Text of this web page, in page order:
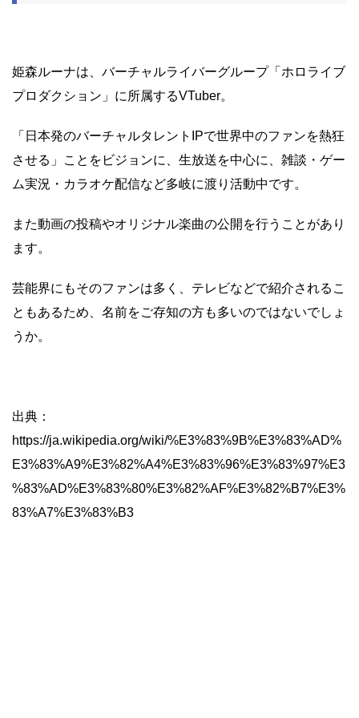
姫森ルーナは、バーチャルライバーグループ「ホロライブ
プロダクション」に所属するVTuber。
「日本発のバーチャルタレントIPで世界中のファンを熱狂
させる」ことをビジョンに、生放送を中心に、雑談・ゲー
ム実況・カラオケ配信など多岐に渡り活動中です。
また動画の投稿やオリジナル楽曲の公開を行うことがあり
ます。
芸能界にもそのファンは多く、テレビなどで紹介されるこ
ともあるため、名前をご存知の方も多いのではないでしょ
うか。
出典：
https://ja.wikipedia.org/wiki/%E3%83%9B%E3%83%AD%
E3%83%A9%E3%82%A4%E3%83%96%E3%83%97%E3
%83%AD%E3%83%80%E3%82%AF%E3%82%B7%E3%
83%A7%E3%83%B3